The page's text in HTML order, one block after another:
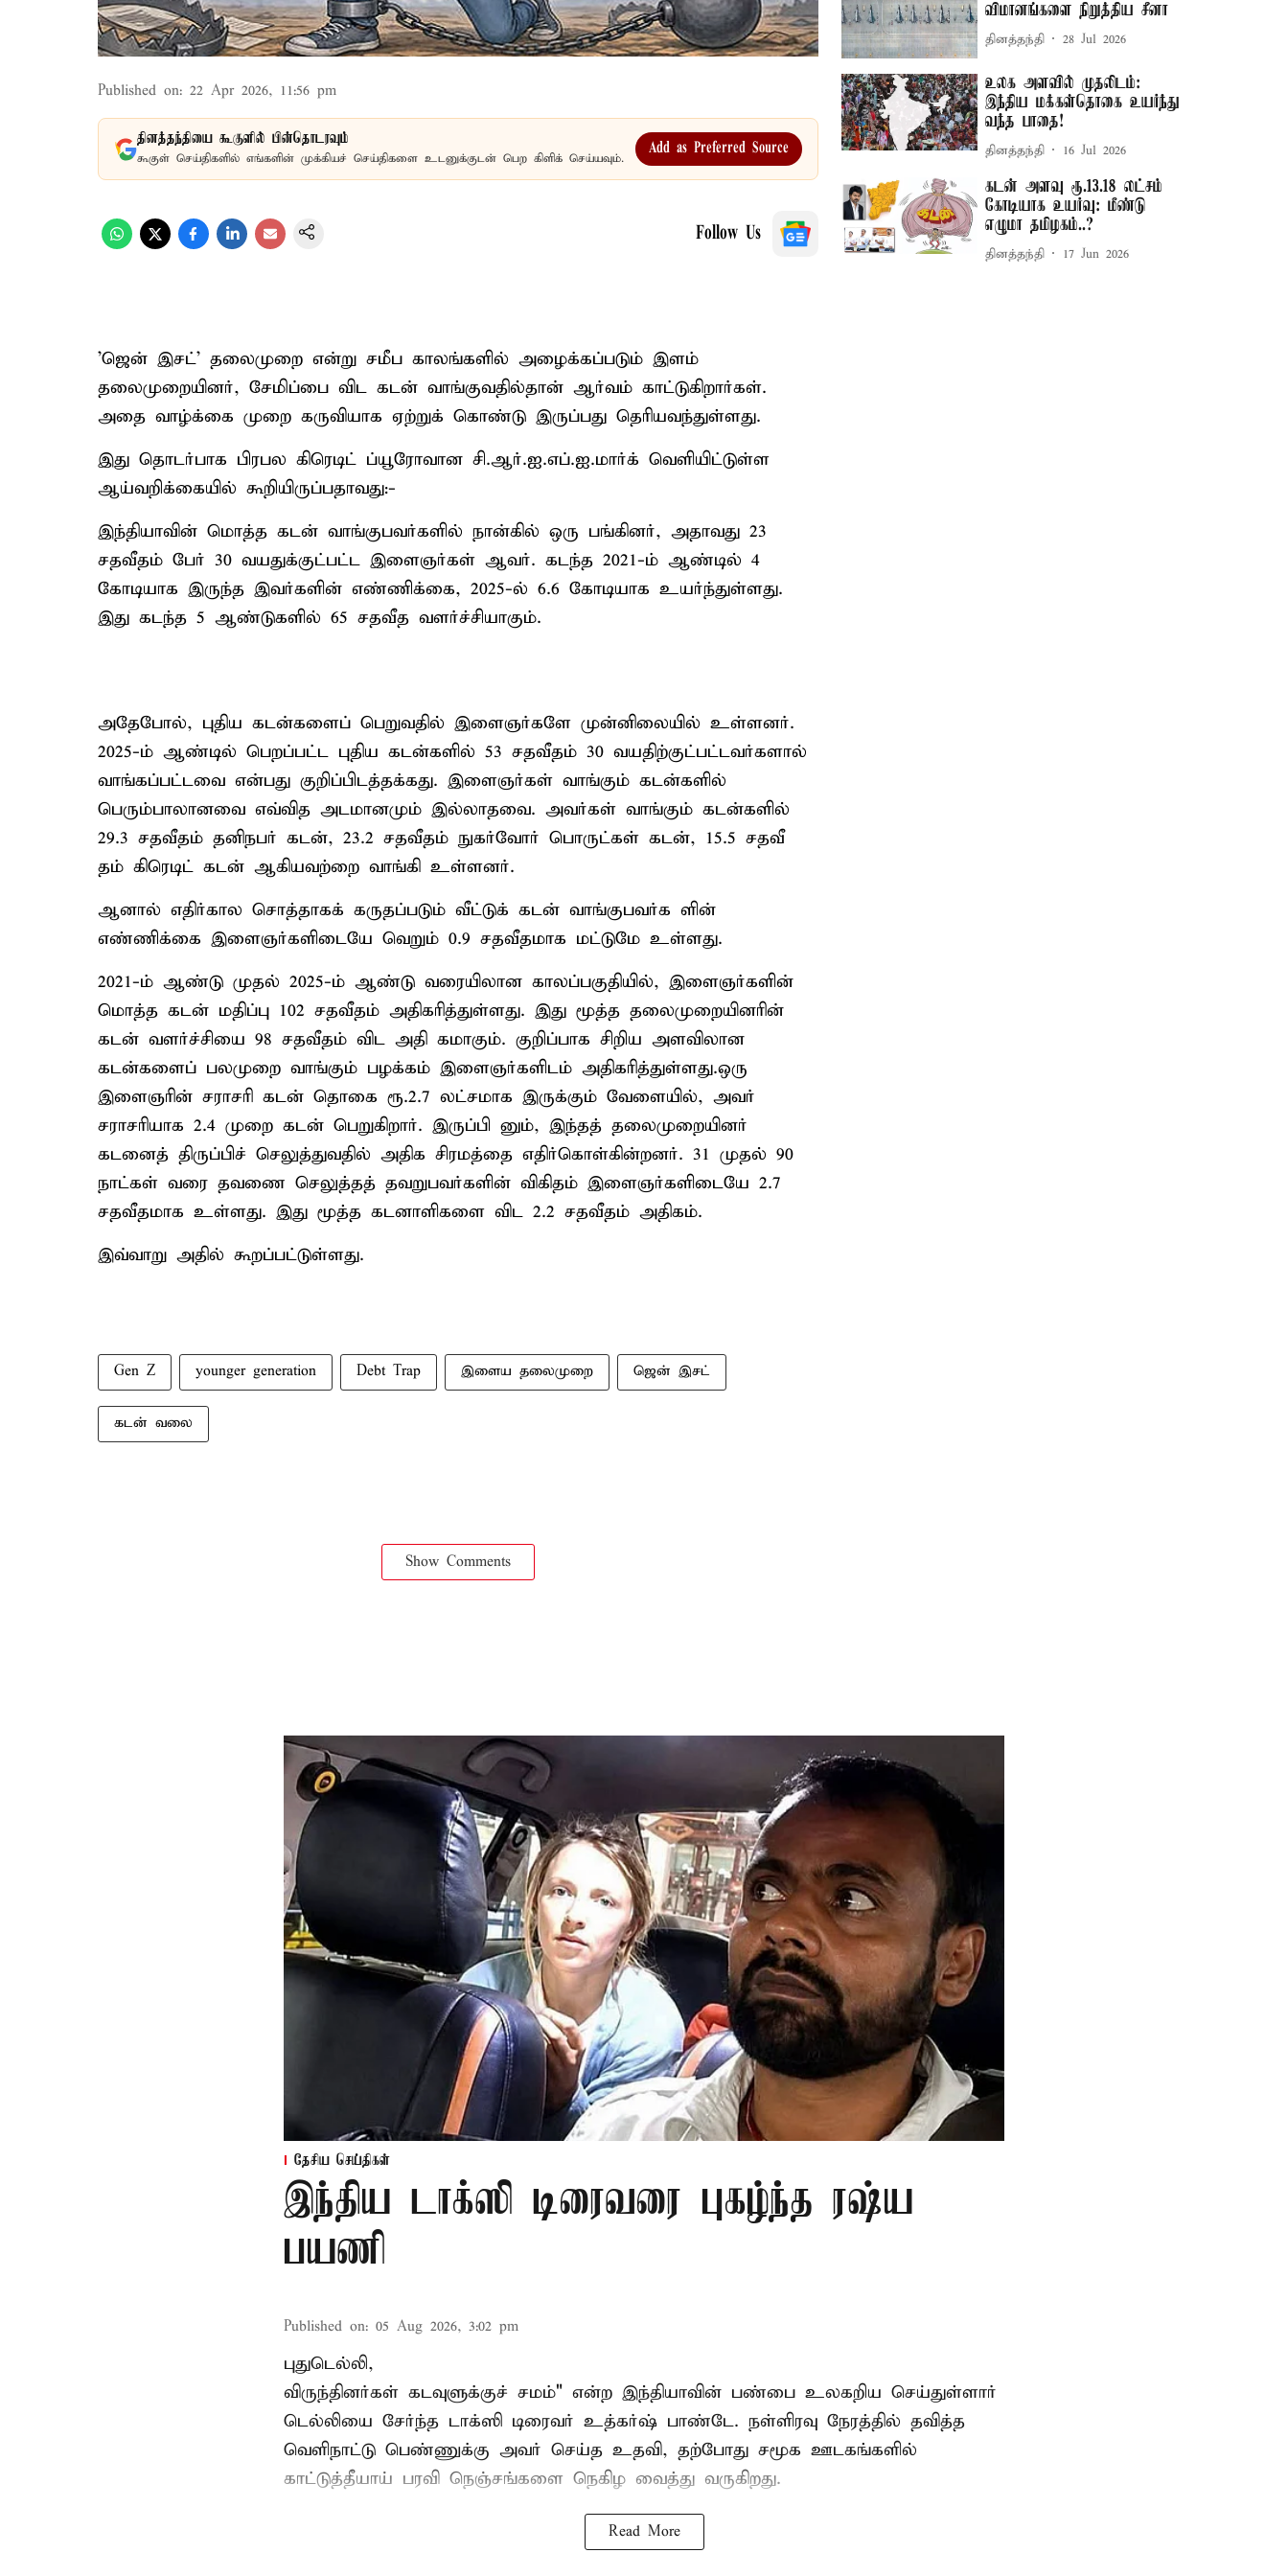
Published on: 22 Apr 2026, 11:56 pm
தினத்தந்தியை கூகுளில் பின்தொடரவும்
கூகுள் செய்திகளில் எங்களின் முக்கியச் செய்திகளை உடனுக்குடன் பெற கிளிக் செய்யவும்.
Add as Preferred Source
Follow Us
'ஜென் இசட்' தலைமுறை என்று சமீப காலங்களில் அழைக்கப்படும் இளம்
தலைமுறையினர், சேமிப்பை விட கடன் வாங்குவதில்தான் ஆர்வம் காட்டுகிறார்கள்.
அதை வாழ்க்கை முறை கருவியாக ஏற்றுக் கொண்டு இருப்பது தெரியவந்துள்ளது.
இது தொடர்பாக பிரபல கிரெடிட் ப்யூரோவான சி.ஆர்.ஐ.எப்.ஐ.மார்க் வெளியிட்டுள்ள
ஆய்வறிக்கையில் கூறியிருப்பதாவது:-
இந்தியாவின் மொத்த கடன் வாங்குபவர்களில் நான்கில் ஒரு பங்கினர், அதாவது 23
சதவீதம் பேர் 30 வயதுக்குட்பட்ட இளைஞர்கள் ஆவர். கடந்த 2021-ம் ஆண்டில் 4
கோடியாக இருந்த இவர்களின் எண்ணிக்கை, 2025-ல் 6.6 கோடியாக உயர்ந்துள்ளது.
இது கடந்த 5 ஆண்டுகளில் 65 சதவீத வளர்ச்சியாகும்.
அதேபோல், புதிய கடன்களைப் பெறுவதில் இளைஞர்களே முன்னிலையில் உள்ளனர்.
2025-ம் ஆண்டில் பெறப்பட்ட புதிய கடன்களில் 53 சதவீதம் 30 வயதிற்குட்பட்டவர்களால்
வாங்கப்பட்டவை என்பது குறிப்பிடத்தக்கது. இளைஞர்கள் வாங்கும் கடன்களில்
பெரும்பாலானவை எவ்வித அடமானமும் இல்லாதவை. அவர்கள் வாங்கும் கடன்களில்
29.3 சதவீதம் தனிநபர் கடன், 23.2 சதவீதம் நுகர்வோர் பொருட்கள் கடன், 15.5 சதவீ
தம் கிரெடிட் கடன் ஆகியவற்றை வாங்கி உள்ளனர்.
ஆனால் எதிர்கால சொத்தாகக் கருதப்படும் வீட்டுக் கடன் வாங்குபவர்க ளின்
எண்ணிக்கை இளைஞர்களிடையே வெறும் 0.9 சதவீதமாக மட்டுமே உள்ளது.
2021-ம் ஆண்டு முதல் 2025-ம் ஆண்டு வரையிலான காலப்பகுதியில், இளைஞர்களின்
மொத்த கடன் மதிப்பு 102 சதவீதம் அதிகரித்துள்ளது. இது மூத்த தலைமுறையினரின்
கடன் வளர்ச்சியை 98 சதவீதம் விட அதி கமாகும். குறிப்பாக சிறிய அளவிலான
கடன்களைப் பலமுறை வாங்கும் பழக்கம் இளைஞர்களிடம் அதிகரித்துள்ளது.ஒரு
இளைஞரின் சராசரி கடன் தொகை ரூ.2.7 லட்சமாக இருக்கும் வேளையில், அவர்
சராசரியாக 2.4 முறை கடன் பெறுகிறார். இருப்பி னும், இந்தத் தலைமுறையினர்
கடனைத் திருப்பிச் செலுத்துவதில் அதிக சிரமத்தை எதிர்கொள்கின்றனர். 31 முதல் 90
நாட்கள் வரை தவணை செலுத்தத் தவறுபவர்களின் விகிதம் இளைஞர்களிடையே 2.7
சதவீதமாக உள்ளது. இது மூத்த கடனாளிகளை விட 2.2 சதவீதம் அதிகம்.
இவ்வாறு அதில் கூறப்பட்டுள்ளது.
Gen Z younger generation Debt Trap இளைய தலைமுறை ஜென் இசட்
கடன் வலை
Show Comments
விமானங்களை நிறுத்திய சீனா
தினத்தந்தி 28 Jul 2026
உலக அளவில் முதலிடம்:
இந்திய மக்கள்தொகை உயர்ந்து
வந்த பாதை!
தினத்தந்தி 16 Jul 2026
கடன் அளவு ரூ.13.18 லட்சம்
கோடியாக உயர்வு: மீண்டு
எழுமா தமிழகம்..?
தினத்தந்தி 17 Jun 2026
தேசிய செய்திகள்
இந்திய டாக்ஸி டிரைவரை புகழ்ந்த ரஷ்ய
பயணி
Published on: 05 Aug 2026, 3:02 pm
புதுடெல்லி,
விருந்தினர்கள் கடவுளுக்குச் சமம்" என்ற இந்தியாவின் பண்பை உலகறிய செய்துள்ளார்
டெல்லியை சேர்ந்த டாக்ஸி டிரைவர் உத்கர்ஷ் பாண்டே. நள்ளிரவு நேரத்தில் தவித்த
வெளிநாட்டு பெண்ணுக்கு அவர் செய்த உதவி, தற்போது சமூக ஊடகங்களில்
காட்டுத்தீயாய் பரவி நெஞ்சங்களை நெகிழ வைத்து வருகிறது.
Read More